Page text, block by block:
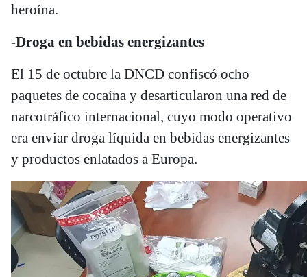
heroína.
-Droga en bebidas energizantes
El 15 de octubre la DNCD confiscó ocho
paquetes de cocaína y desarticularon una red de
narcotráfico internacional, cuyo modo operativo
era enviar droga líquida en bebidas energizantes
y productos enlatados a Europa.